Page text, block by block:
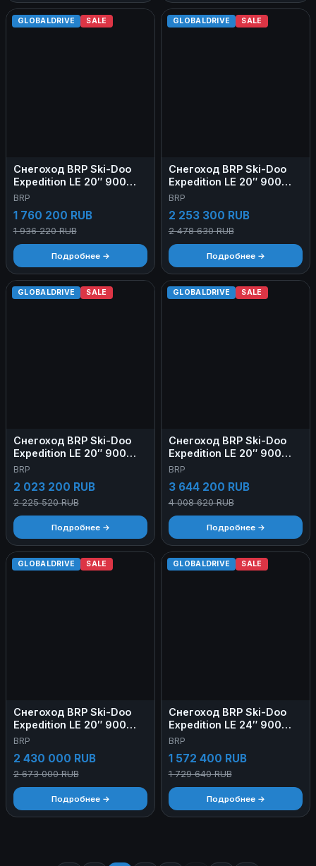
GLOBALDRIVE SALE
Снегоход BRP Ski-Doo
Expedition LE 20″ 900
Ace 2023
BRP
1 760 200 RUB
1 936 220 RUB
Подробнее →
GLOBALDRIVE SALE
Снегоход BRP Ski-Doo
Expedition LE 20″ 900
Ace 2024
BRP
2 253 300 RUB
2 478 630 RUB
Подробнее →
GLOBALDRIVE SALE
Снегоход BRP Ski-Doo
Expedition LE 20″ 900
Ace 2025
BRP
2 023 200 RUB
2 225 520 RUB
Подробнее →
GLOBALDRIVE SALE
Снегоход BRP Ski-Doo
Expedition LE 20″ 900
Ace Turbo 2024
BRP
3 644 200 RUB
4 008 620 RUB
Подробнее →
GLOBALDRIVE SALE
Снегоход BRP Ski-Doo
Expedition LE 20″ 900
Ace Turbo 2025
BRP
2 430 000 RUB
2 673 000 RUB
Подробнее →
GLOBALDRIVE SALE
Снегоход BRP Ski-Doo
Expedition LE 24″ 900
Ace 2023
BRP
1 572 400 RUB
1 729 640 RUB
Подробнее →